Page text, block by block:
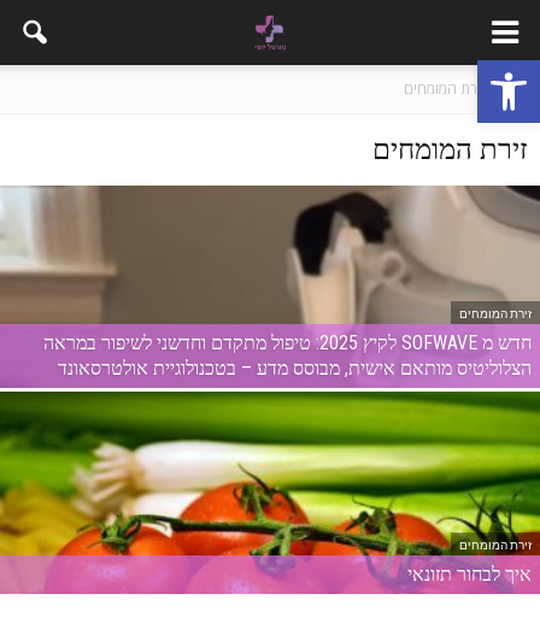
פתח סרגל נגישות
בית זירת המומחים
זירת המומחים
זירת המומחים
חדש מ SOFWAVE לקיץ 2025: טיפול מתקדם וחדשני לשיפור במראה
הצלוליטיס מותאם אישית, מבוסס מדע – בטכנולוגיית אולטרסאונד
זירת המומחים
איך לבחור תזונאי